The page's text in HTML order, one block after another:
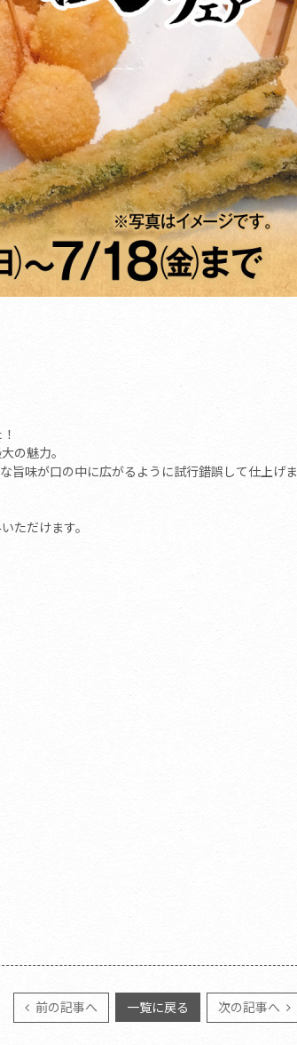
の魅力。
旨味が口の中に広がるように試行錯誤して仕上げま
ただけます。
前の記事へ 一覧に戻る 次の記事へ